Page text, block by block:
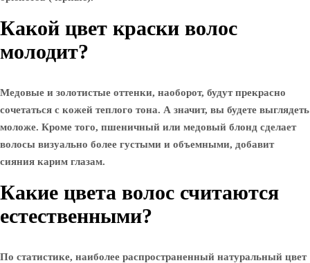
Какой цвет краски волос
молодит?
Медовые и золотистые оттенки, наоборот, будут прекрасно
сочетаться с кожей теплого тона. А значит, вы будете выглядеть
моложе. Кроме того, пшеничный или медовый блонд сделает
волосы визуально более густыми и объемными, добавит
сияния карим глазам.
Какие цвета волос считаются
естественными?
По статистике, наиболее распространенный натуральный цвет